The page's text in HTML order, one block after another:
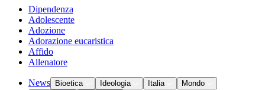
Dipendenza
Adolescente
Adozione
Adorazione eucaristica
Affido
Allenatore
News Bioetica Ideologia Italia
Mondo